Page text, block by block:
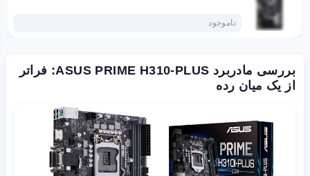
ناموجود
بررسی مادربرد ASUS PRIME H310-PLUS: فراتر
از یک میان رده